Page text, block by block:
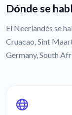
Dónde se
El Neerlandés se
Cruacao, Sint
Germany, South